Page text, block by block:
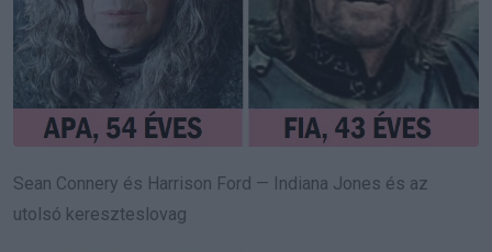
Sean Connery és Harrison Ford — Indiana Jones és az
utolsó kereszteslovag